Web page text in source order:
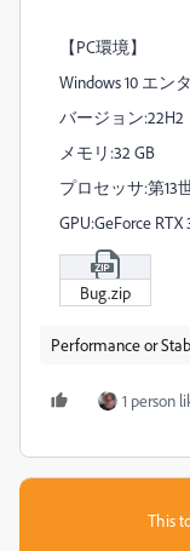
【PC環境】
Windows 10 エン
バージョン:22H2
メモリ:32 GB
プロセッサ:第13
GPU:GeForce
Bug.zip
Performance or
1 person
This